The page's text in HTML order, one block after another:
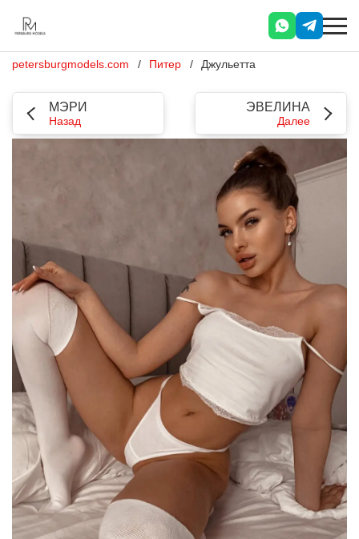
petersburgmodels.com Питер Джульетта
МЭРИ
Назад
ЭВЕЛИНА
Далее